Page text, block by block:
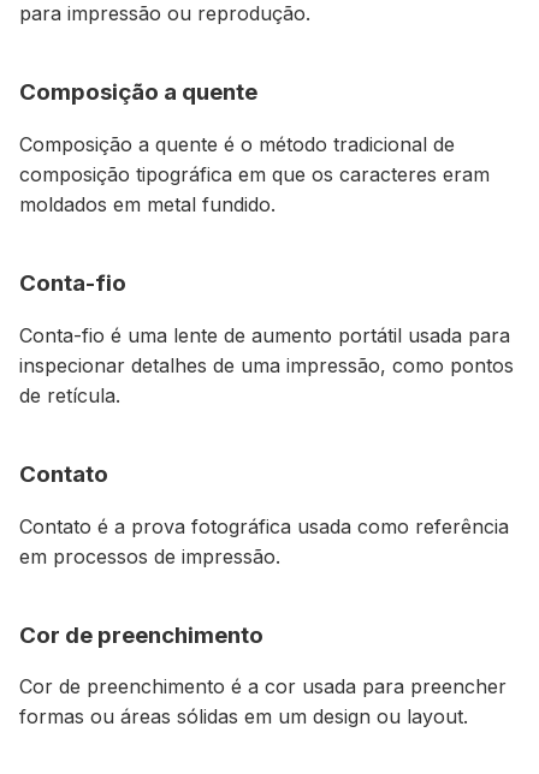
para impressão ou reprodução.
Composição a quente
Composição a quente é o método tradicional de
composição tipográfica em que os caracteres eram
moldados em metal fundido.
Conta-fio
Conta-fio é uma lente de aumento portátil usada para
inspecionar detalhes de uma impressão, como pontos
de retícula.
Contato
Contato é a prova fotográfica usada como referência
em processos de impressão.
Cor de preenchimento
Cor de preenchimento é a cor usada para preencher
formas ou áreas sólidas em um design ou layout.